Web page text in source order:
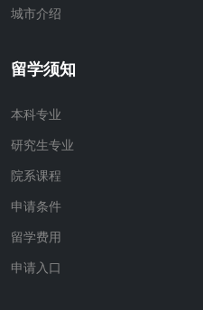
城市介绍
留学须知
本科专业
研究生专业
院系课程
申请条件
留学费用
申请入口